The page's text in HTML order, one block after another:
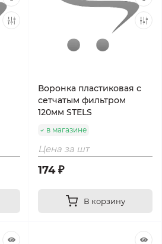
Воронка пластиковая с
сетчатым фильтром
120мм STELS
в магазине
Цена за шт
174 ₽
В корзину